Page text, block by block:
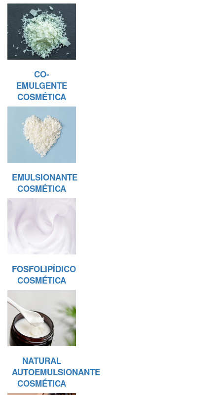
CO-
EMULGENTE
COSMÉTICA
EMULSIONANTE
COSMÉTICA
FOSFOLIPÍDICO
COSMÉTICA
NATURAL
AUTOEMULSIONANTE
COSMÉTICA